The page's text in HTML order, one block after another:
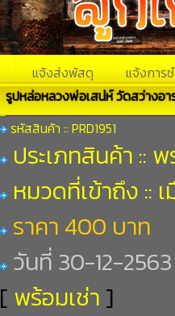
แจ้งส่งพัสดุ แจ้งการช
รูปหล่อหลวงพ่อเสน่ห์ วัดสว่างอ
รหัสสินค้า :: PRD1951
ประเภทสินค้า ::
หมวดที่เข้าถึง ::
ราคา 400 บาท
วันที่ 30-12-
[ พร้อมเช่า ]